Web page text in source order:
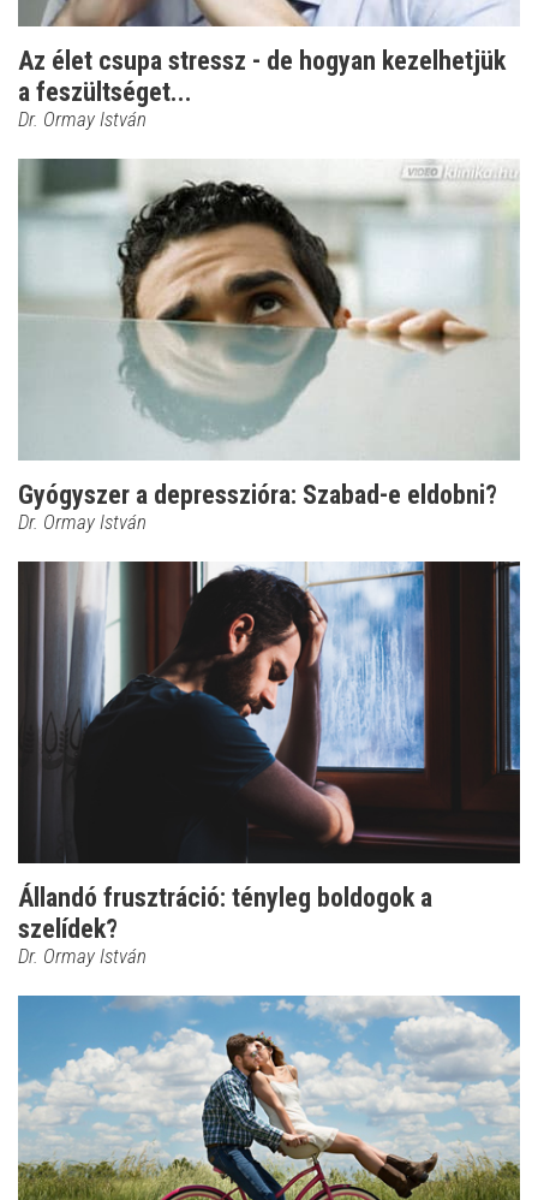
Az élet csupa stressz - de hogyan kezelhetjük
a feszültséget...
Dr. Ormay István
Gyógyszer a depresszióra: Szabad-e eldobni?
Dr. Ormay István
Állandó frusztráció: tényleg boldogok a
szelídek?
Dr. Ormay István